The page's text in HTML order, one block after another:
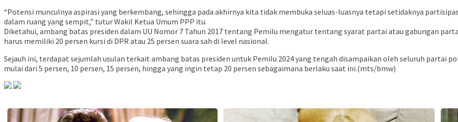
“Potensi munculnya aspirasi yang berkembang, sehingga pada akhirnya kita tidak membuka seluas-luasnya tetapi setidaknya
dalam ruang yang sempit,” tutur Wakil Ketua Umum PPP itu.
Diketahui, ambang batas presiden dalam UU Nomor 7 Tahun 2017 tentang Pemilu mengatur tentang syarat partai atau gabungan
harus memiliki 20 persen kursi di DPR atau 25 persen suara sah di level nasional.
Sejauh ini, terdapat sejumlah usulan terkait ambang batas presiden untuk Pemilu 2024 yang tengah disampaikan oleh seluruh partai
mulai dari 5 persen, 10 persen, 15 persen, hingga yang ingin tetap 20 persen sebagaimana berlaku saat ini.(mts/bmw)